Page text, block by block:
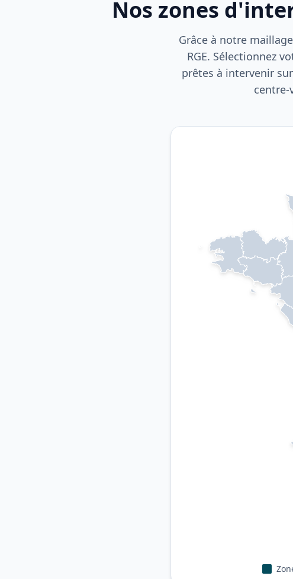
Nos zones
Grâce à notre
RGE. Sélectionnez
prêtes à intervenir